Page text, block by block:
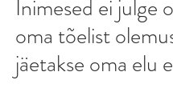
Inimesed ei julge
oma tõelist
jäetakse oma elu